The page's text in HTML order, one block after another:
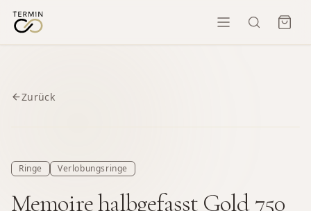
Zurück
Ringe Verlobungsringe
Memoire halbgefasst Gold 750